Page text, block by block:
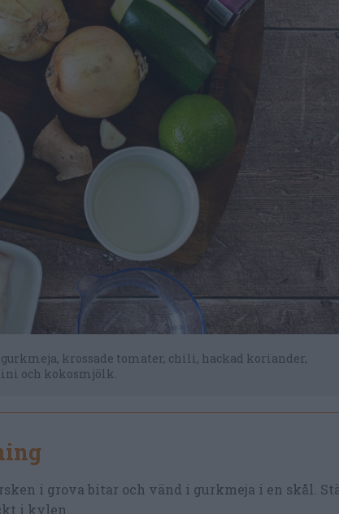
krossade tomater, chili, hackad koriander,
och kokosmjölk.
i grova bitar och vänd i gurkmeja i en skål.
i kylen.